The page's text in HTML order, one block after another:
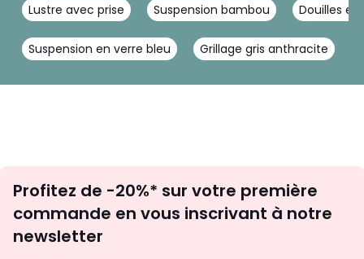
Lustre avec prise Suspension bambou Douilles
Suspension en verre bleu Grillage gris anthracite
newsletter
Profitez de -20%* sur votre première
commande en vous inscrivant à notre
newsletter